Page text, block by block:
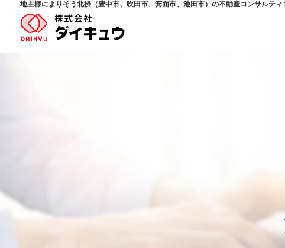
地主様によりそう北摂（豊中市、吹田市、箕面市、池田市）の不動産コンサルティ